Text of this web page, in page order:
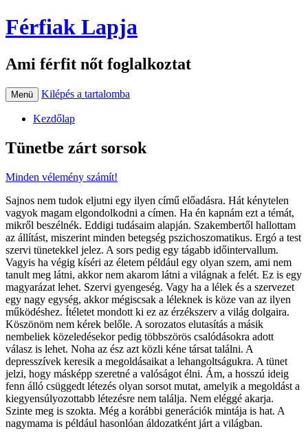
Férfiak Lapja
Ami férfit nőt foglalkoztat
Menü Kilépés a tartalomba
Kezdőlap
Tünetbe zárt sorsok
Minden vélemény számít!
Sajnos nem tudok eljutni egy ilyen című előadásra. Hát kénytelen
vagyok magam elgondolkodni a címen. Ha én kapnám ezt a témát,
mikről beszélnék. Eddigi tudásaim alapján. Szakembertől hallottam
az állítást, miszerint minden betegség pszichoszomatikus. Ergó a test
szervi tünetekkel jelez. A sors pedig egy tágabb időintervallum.
Vagyis ha végig kíséri az életem például egy olyan szem, ami nem
tanult meg látni, akkor nem akarom látni a világnak a felét. Ez is egy
magyarázat lehet. Szervi gyengeség. Vagy ha a lélek és a szervezet
egy nagy egység, akkor mégiscsak a léleknek is köze van az ilyen
működéshez. Ítéletet mondott ki ez az érzékszerv a világ dolgaira.
Köszönöm nem kérek belőle. A sorozatos elutasítás a másik
nembeliek közeledésekor pedig többszörös csalódásokra adott
válasz is lehet. Noha az ész azt közli kéne társat találni. A
depresszívek keresik a megoldásaikat a lehangoltságukra. A tünet
jelzi, hogy másképp szeretné a valóságot élni. Ám, a hosszú ideig
fenn álló csüggedt létezés olyan sorsot mutat, amelyik a megoldást a
kiegyensúlyozottabb létezésre nem találja. Nem eléggé akarja.
Szinte meg is szokta. Még a korábbi generációk mintája is hat. A
nagymama is például hasonlóan áldozatként járt a világban.